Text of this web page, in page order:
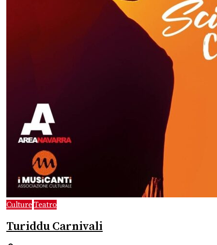
Culture Teatro
Turiddu Carnivali